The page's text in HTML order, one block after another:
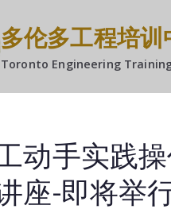
多伦多工程培训
Toronto Engineering
动手实践
座-即将举